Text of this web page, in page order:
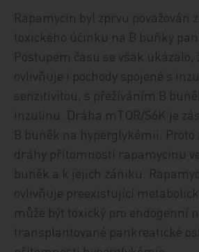
Rapamycin byl zprvu považován
toxického účinku na B buňky
Postupem času se však ukázalo,
ovlivňuje i pochody spojené s
senzitivitou, s přežíváním B
inzulinu. Dráha mTOR/S6K je
B buněk na hyperglykémii. Proto
dráhy přítomností rapamycinu
buněk a k jejich zániku.
ovlivňuje preexistující
může být toxický pro endogenní
transplantované pankreatické